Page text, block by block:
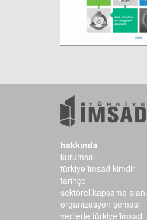
hakkında
kurumsal
türkiye i̇msad kimdir
tarihçe
sektörel kapsama alanı
organizasyon şeması
verilerle türkiye i̇msad